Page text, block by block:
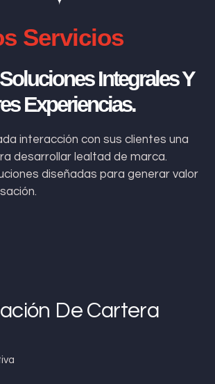
Servicios
Integrales Y
Experiencias.
interacción con sus clientes una
desarrollar lealtad de marca.
diseñadas para generar valor
De Cartera